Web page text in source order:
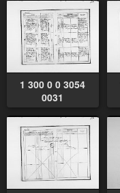
1 300 0 0 3054
0031